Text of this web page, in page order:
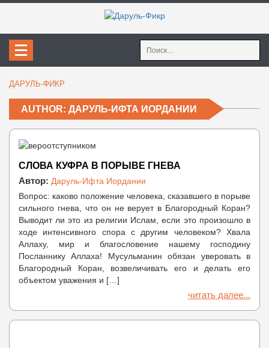
Найти:
ДАРУЛЬ-ФИКР
AUTHOR: ДАРУЛЬ-ИФТА ИОРДАНИИ
СЛОВА КУФРА В ПОРЫВЕ ГНЕВА
Автор: Даруль-Ифта Иордании
Вопрос: каково положение человека, сказавшего в порыве
сильного гнева, что он не верует в Благородный Коран?
Выводит ли это из религии Ислам, если это произошло в
ходе интенсивного спора с другим человеком? Хвала
Аллаху, мир и благословение нашему господину
Посланнику Аллаха! Мусульманин обязан уверовать в
Благородный Коран, возвеличивать его и делать его
объектом уважения и […]
читать далее...